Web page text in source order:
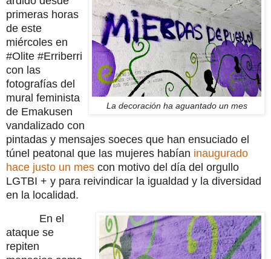
La decoración ha aguantado un mes
primeras horas
de este
miércoles en
#Olite #Erriberri
con las
fotografías del
mural feminista
de Emakusen
vandalizado con
pintadas y mensajes soeces que han ensuciado el
túnel peatonal que las mujeres habían inaugurado
hace justo un mes con motivo del día del orgullo
LGTBI + y para reivindicar la igualdad y la diversidad
en la localidad.
En el
ataque se
repiten